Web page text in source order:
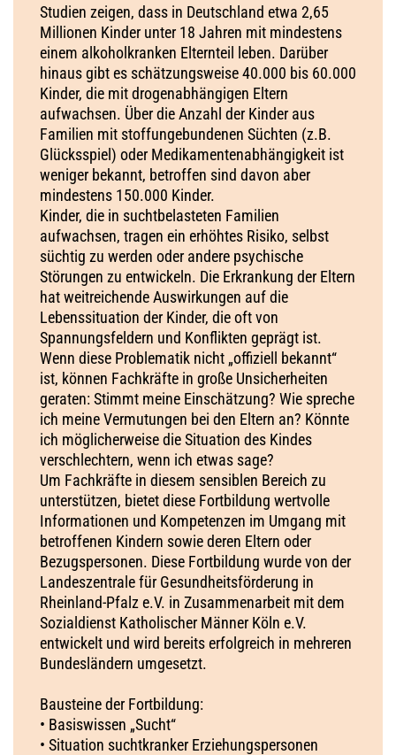
Studien zeigen, dass in Deutschland etwa 2,65
Millionen Kinder unter 18 Jahren mit mindestens
einem alkoholkranken Elternteil leben. Darüber
hinaus gibt es schätzungsweise 40.000 bis 60.000
Kinder, die mit drogenabhängigen Eltern
aufwachsen. Über die Anzahl der Kinder aus
Familien mit stoffungebundenen Süchten (z.B.
Glücksspiel) oder Medikamentenabhängigkeit ist
weniger bekannt, betroffen sind davon aber
mindestens 150.000 Kinder.
Kinder, die in suchtbelasteten Familien
aufwachsen, tragen ein erhöhtes Risiko, selbst
süchtig zu werden oder andere psychische
Störungen zu entwickeln. Die Erkrankung der Eltern
hat weitreichende Auswirkungen auf die
Lebenssituation der Kinder, die oft von
Spannungsfeldern und Konflikten geprägt ist.
Wenn diese Problematik nicht „offiziell bekannt“
ist, können Fachkräfte in große Unsicherheiten
geraten: Stimmt meine Einschätzung? Wie spreche
ich meine Vermutungen bei den Eltern an? Könnte
ich möglicherweise die Situation des Kindes
verschlechtern, wenn ich etwas sage?
Um Fachkräfte in diesem sensiblen Bereich zu
unterstützen, bietet diese Fortbildung wertvolle
Informationen und Kompetenzen im Umgang mit
betroffenen Kindern sowie deren Eltern oder
Bezugspersonen. Diese Fortbildung wurde von der
Landeszentrale für Gesundheitsförderung in
Rheinland-Pfalz e.V. in Zusammenarbeit mit dem
Sozialdienst Katholischer Männer Köln e.V.
entwickelt und wird bereits erfolgreich in mehreren
Bundesländern umgesetzt.
Bausteine der Fortbildung:
• Basiswissen „Sucht“
• Situation suchtkranker Erziehungspersonen